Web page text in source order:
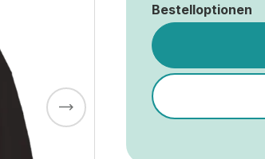
Bestelloptionen